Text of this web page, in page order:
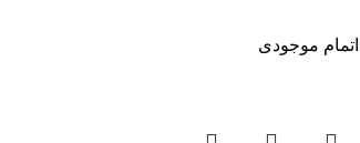
اتمام موجودی